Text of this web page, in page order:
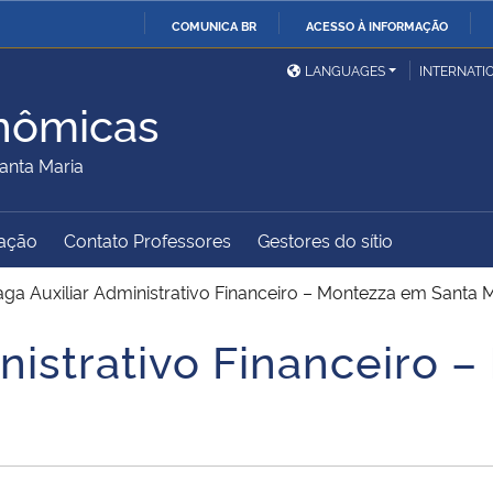
COMUNICA BR ACESSO À INFORMAÇÃO
Ministério da Defesa
Ministério das Relações
Exteriores
Ministério da Cidadania
Ministério do
Desenvolvimento Regional
Controladoria-Geral da
União
Advocacia-Geral da União Banco Central do Brasil
LANGUAGES
Maria
Contato Professores Gestores do sítio
Auxiliar Administrativo Financeiro – Montezza em Santa
Financeiro